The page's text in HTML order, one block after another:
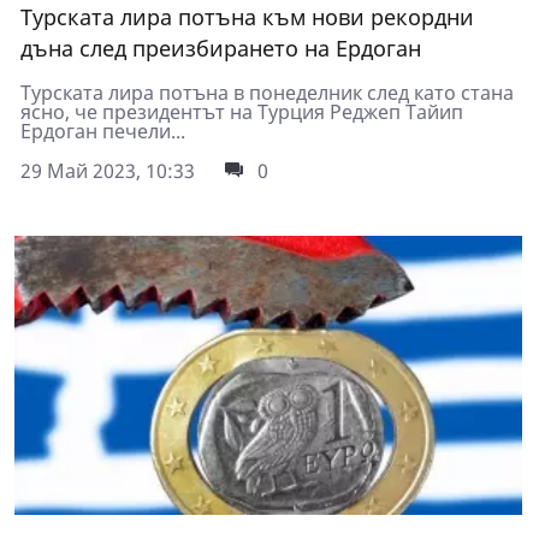
Турската лира потъна към нови рекордни
дъна след преизбирането на Ердоган
Турската лира потъна в понеделник след като стана
ясно, че президентът на Турция Реджеп Тайип
Ердоган печели...
29 Май 2023, 10:33
0